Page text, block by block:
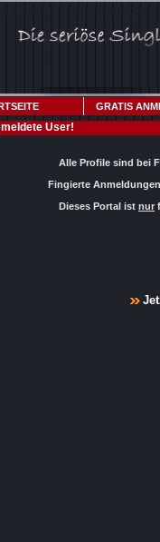
GRATIS
User!
Alle Profile sind bei
Fingierte
Dieses Portal ist nur